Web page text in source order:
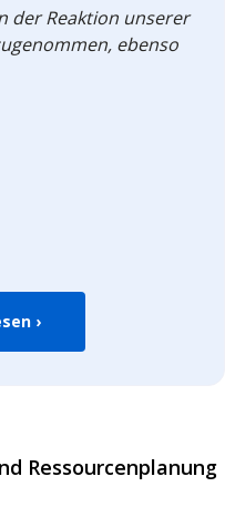
der Reaktion unserer
ebenso
›
Ressourcenplanung